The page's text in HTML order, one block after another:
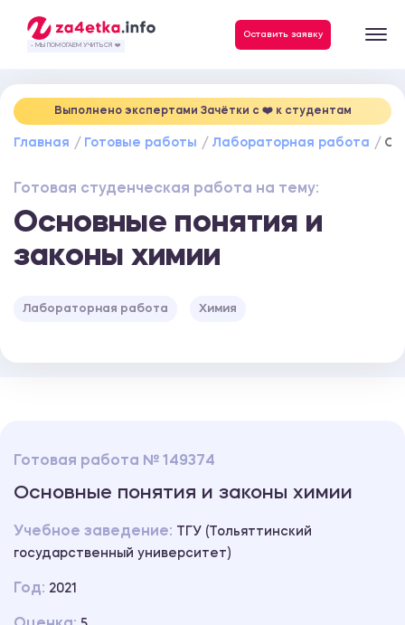
- МЫ ПОМОГАЕМ УЧИТЬСЯ ❤️
Оставить заявку
Выполнено экспертами Зачётки c ❤️ к студентам
Главная Готовые работы Лабораторная работа
Готовая студенческая работа на тему:
Основные понятия и
законы химии
Лабораторная работа Химия
Готовая работа № 149374
Основные понятия и законы химии
Учебное заведение:
ТГУ (Тольяттинский
государственный университет)
Год: 2021